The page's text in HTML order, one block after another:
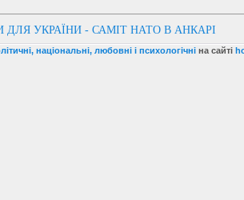
ДЛЯ УКРАЇНИ - САМІТ НАТО В АНКАРІ
національні, любовні і психологічні на сайті